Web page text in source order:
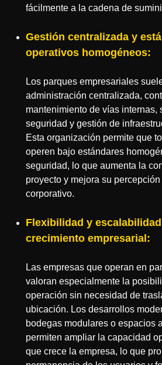
fácilmente a la cadena de
Gestión centralizada y
operativos homogéneos:
Los parques empresariales
administración centralizada,
mantenimiento de vías internas,
seguridad y gestión de
Esta organización permite que
operen bajo estándares
seguridad, lo que aumenta la
proyecto y mejora su
corporativo.
Flexibilidad y
crecimiento empresarial:
Las empresas que operan en
valoran especialmente la
operación sin necesidad de
ubicación. Los desarrollos
bodegas modulares o espacios
permiten ampliar la capacidad
que crece la empresa, lo que